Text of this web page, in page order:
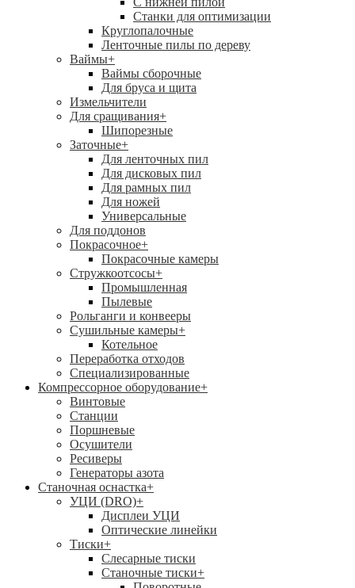
Станки для оптимизации
Круглопалочные
Ленточные пилы по дереву
Ваймы+
Ваймы сборочные
Для бруса и щита
Измельчители
Для сращивания+
Шипорезные
Заточные+
Для ленточных пил
Для дисковых пил
Для рамных пил
Для ножей
Универсальные
Для поддонов
Покрасочное+
Покрасочные камеры
Стружкоотсосы+
Промышленная
Пылевые
Рольганги и конвееры
Сушильные камеры+
Котельное
Переработка отходов
Специализированные
Компрессорное оборудование+
Винтовые
Станции
Поршневые
Осушители
Ресиверы
Генераторы азота
Станочная оснастка+
УЦИ (DRO)+
Дисплеи УЦИ
Оптические линейки
Тиски+
Слесарные тиски
Станочные тиски+